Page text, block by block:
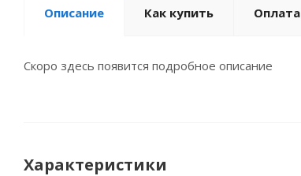
Описание Как купить Оплата
Скоро здесь появится подробное описание
Характеристики